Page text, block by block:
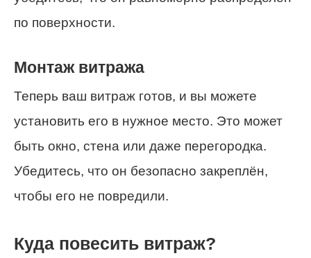
по поверхности.
Монтаж витража
Теперь ваш витраж готов, и вы можете
установить его в нужное место. Это может
быть окно, стена или даже перегородка.
Убедитесь, что он безопасно закреплён,
чтобы его не повредили.
Куда повесить витраж?